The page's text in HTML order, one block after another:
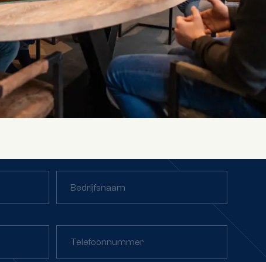
Bedrijfsnaam
Telefoonnummer